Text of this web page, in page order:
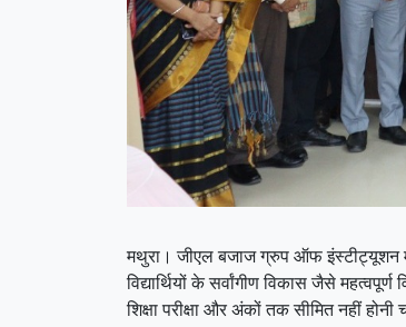
मथुरा। जीएल बजाज ग्रुप ऑफ इंस्टीट्यूशन
विद्यार्थियों के सर्वांगीण विकास जैसे
शिक्षा परीक्षा और अंकों तक सीमित नहीं